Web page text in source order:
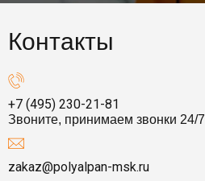
Контакты
+7 (495) 230-21-81
Звоните, принимаем звонки 24/7
zakaz@polyalpan-msk.ru